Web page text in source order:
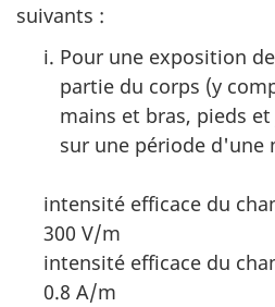
suivants :
Pour une exposition
partie du corps (y
mains et bras, pieds
sur une période d'une
intensité efficace du
300 V/m
intensité efficace du
0.8 A/m